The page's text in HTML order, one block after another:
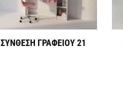
ΣΥΝΘΕΣΗ ΓΡΑΦΕΙΟΥ 21